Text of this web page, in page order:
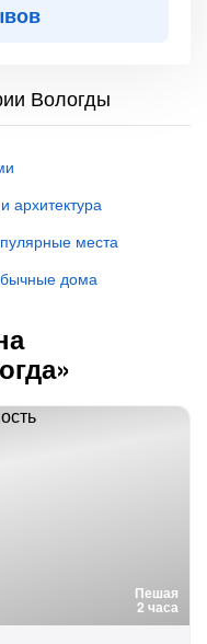
Вологды
архитектура
места
дома
Пешая
2 часа